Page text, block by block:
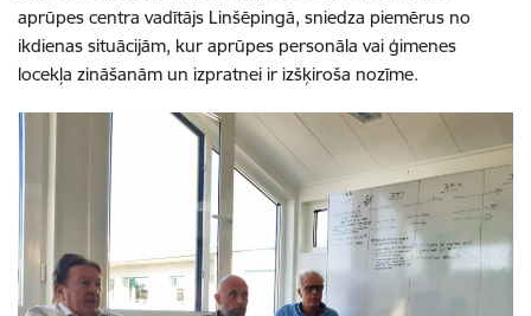
aprūpes centra vadītājs Linšēpingā, sniedza piemērus no
ikdienas situācijām, kur aprūpes personāla vai ģimenes
locekļa zināšanām un izpratnei ir izšķiroša nozīme.